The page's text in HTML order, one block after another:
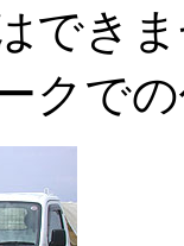
でき
クで